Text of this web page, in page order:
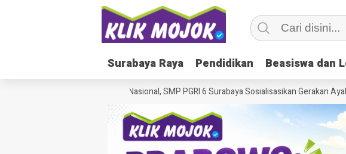
Surabaya Raya Pendidikan Beasiswa dan
Surabaya Raya Pendidikan Beasiswa dan
Peringati Hari Anak Nasional, SMP PGRI 6 Surabaya Sosialisasikan Gerakan Ayah